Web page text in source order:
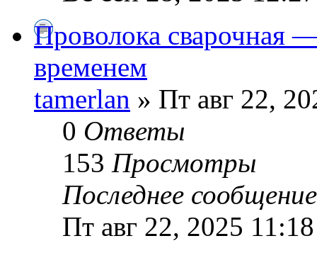
Проволока сварочная
временем
tamerlan » Пт авг 22,
0 Ответы
153 Просмотры
Последнее
Пт авг 22, 2025